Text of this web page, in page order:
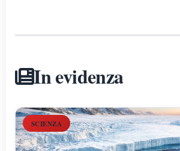
In evidenza
SCIENZA